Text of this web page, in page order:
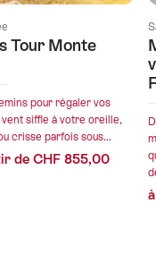
Tour Monte
pour régaler vos
siffle à votre oreille,
crisse parfois sous...
de CHF 855,00